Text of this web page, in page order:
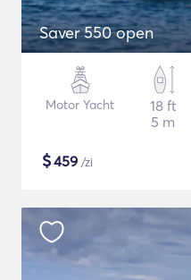
Saver 550 open
Motor Yacht
18 ft
5 m
$459 /zi